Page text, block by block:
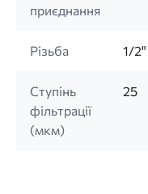
приєднання
Різьба 1/2"
Ступінь
фільтрації
(мкм)
25